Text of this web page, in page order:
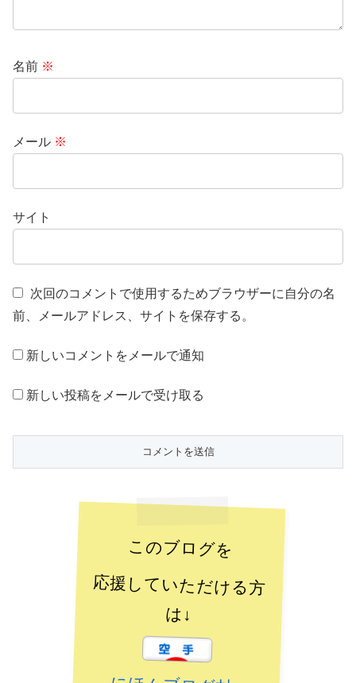
名前 ※
メール ※
サイト
次回のコメントで使用するためブラウザーに自分の名
前、メールアドレス、サイトを保存する。
新しいコメントをメールで通知
新しい投稿をメールで受け取る
このブログを
応援していただける方
は↓